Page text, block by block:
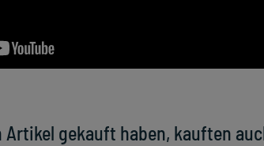
Artikel gekauft haben, kauften